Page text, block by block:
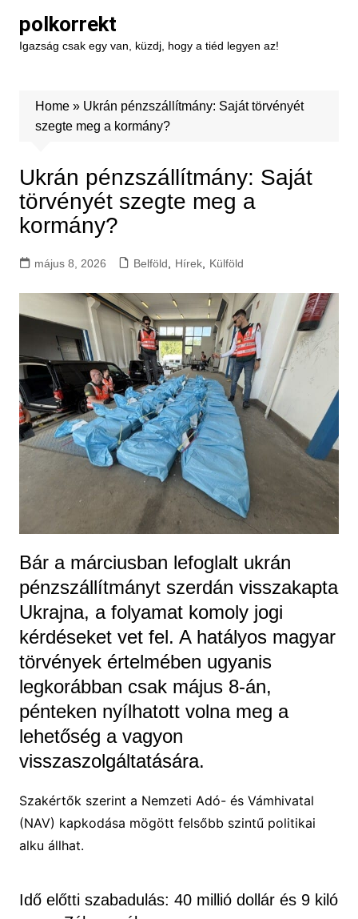
content
polkorrekt
Igazság csak egy van, küzdj, hogy a tiéd legyen az!
Home» Ukrán pénzszállítmány: Saját törvényét
szegte meg a kormány?
Ukrán pénzszállítmány: Saját
törvényét szegte meg a
kormány?
május 8, 2026 Belföld Hírek, Külföld
Bár a márciusban lefoglalt ukrán
pénzszállítmányt szerdán visszakapta
Ukrajna, a folyamat komoly jogi
kérdéseket vet fel. A hatályos magyar
törvények értelmében ugyanis
legkorábban csak május 8-án,
pénteken nyílhatott volna meg a
lehetőség a vagyon
visszaszolgáltatására.
Szakértők szerint a Nemzeti Adó- és Vámhivatal
(NAV) kapkodása mögött felsőbb szintű politikai
alku állhat.
Idő előtti szabadulás: 40 millió dollár és 9 kiló